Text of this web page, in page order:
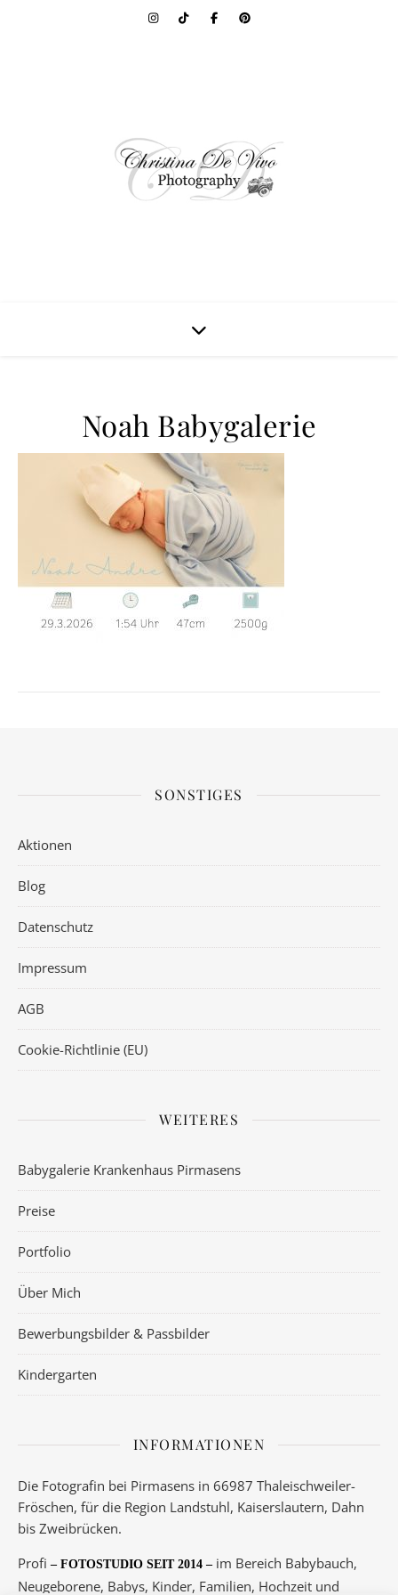
Noah Babygalerie
SONSTIGES
Aktionen
Blog
Datenschutz
Impressum
AGB
Cookie-Richtlinie (EU)
WEITERES
Babygalerie Krankenhaus Pirmasens
Preise
Portfolio
Über Mich
Bewerbungsbilder & Passbilder
Kindergarten
INFORMATIONEN
Die Fotografin bei Pirmasens in 66987 Thaleischweiler-
Fröschen, für die Region Landstuhl, Kaiserslautern, Dahn
bis Zweibrücken.
Profi – FOTOSTUDIO SEIT 2014 – im Bereich Babybauch,
Neugeborene, Babys, Kinder, Familien, Hochzeit und